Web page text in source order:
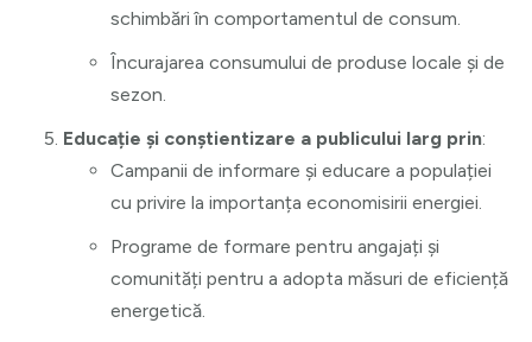
schimbări în comportamentul de consum.
Încurajarea consumului de produse locale și de
sezon.
Educație și conștientizare a publicului larg prin:
Campanii de informare și educare a populației
cu privire la importanța economisirii energiei.
Programe de formare pentru angajați și
comunități pentru a adopta măsuri de eficiență
energetică.